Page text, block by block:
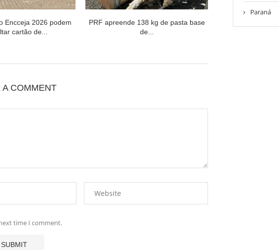
Encceja 2026 podem
cartão de...
PRF apreende 138 kg de pasta base
de...
A COMMENT
time I comment.
Paraná